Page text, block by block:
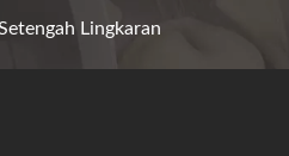
Lingkaran